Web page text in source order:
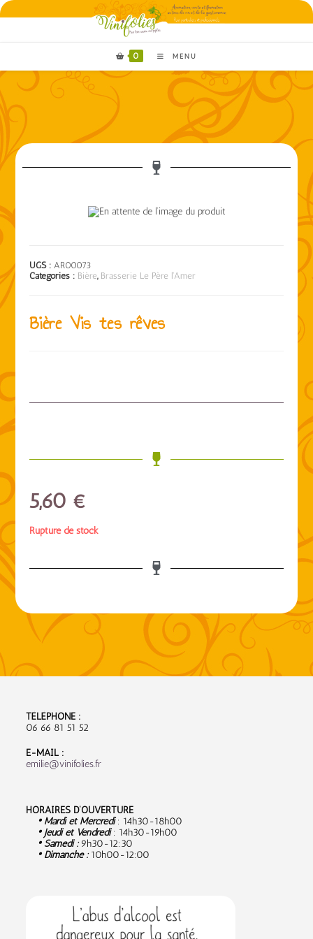
0 MENU
UGS :AR00073
Catégories : Bière, Brasserie Le Père l'Amer
Bière Vis tes rêves
5,60 €
Rupture de stock
TÉLÉPHONE :
06 66 81 51 52
E-MAIL :
emilie@vinifolies.fr
HORAIRES D’OUVERTURE
• Mardi et Mercredi: 14h30-18h00
• Jeudi et Vendredi: 14h30-19h00
• Samedi :9h30-12:30
• Dimanche :10h00-12:00